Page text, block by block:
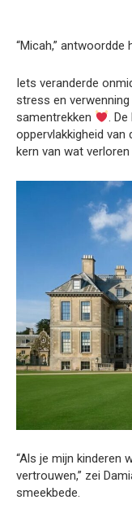
“Micah,” antwoordde
Iets veranderde
stress en
samentrekken
.
oppervlakkigheid van
kern van wat
“Als je mijn kinderen
vertrouwen,” zei
smeekbede.